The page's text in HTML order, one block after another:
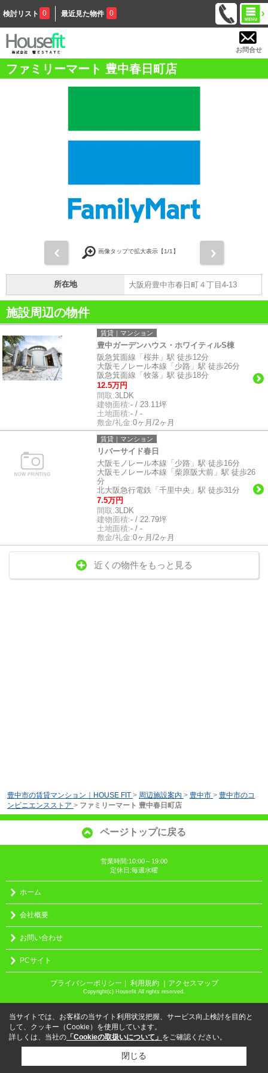
検討リスト 0 最近見た物件 0
お問合せ
ファミリーマート 豊中春日町店
画像タップで拡大表示【1/1】
所在地 大阪府豊中市春日町４丁目4-13
施設周辺の物件
賃貸｜マンション
豊中ガーデンハウス・ホワイティルS棟
阪急箕面線「桜井」駅 徒歩12分
大阪モノレール本線「少路」駅 徒歩26分
阪急箕面線「牧落」駅 徒歩18分
12.5万円
間取:3LDK
建物面積:- / 23.11坪
土地面積:- / -
敷金/礼金:0ヶ月/2ヶ月
賃貸｜マンション
リバーサイド春日
大阪モノレール本線「少路」駅 徒歩16分
大阪モノレール本線「柴原阪大前」駅 徒歩26
分
北大阪急行電鉄「千里中央」駅 徒歩31分
7.5万円
間取:3LDK
建物面積:- / 22.79坪
土地面積:- / -
敷金/礼金:0ヶ月/2ヶ月
近くの物件をもっと見る
豊中市の賃貸マンション｜HOUSE FIT > 周辺施設案内 > 豊中市 > 豊中市のコ
ンビニエンスストア > ファミリーマート 豊中春日町店
ページトップに戻る
営業時間:10:00～19:00
定休日:毎週水曜
ホーム
会社概要
お問い合わせ
PCサイト
プライバシーポリシー ｜ 利用規約 ｜アクセスマップ
Copyright(c) Housefit All rights reserved.
当サイトでは、お客様の当サイト利用状況把握、サービス向上検討を目的と
して、クッキー（Cookie）を使用しています。
詳しくは、当社の 「Cookieの取扱いについて」 をご確認ください。
閉じる